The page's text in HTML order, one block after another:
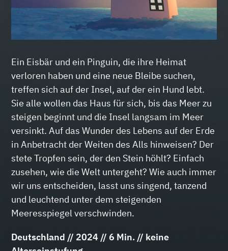
Ein Eisbär und ein Pinguin, die ihre Heimat
verloren haben und eine neue Bleibe suchen,
treffen sich auf der Insel, auf der ein Hund lebt.
Sie alle wollen das Haus für sich, bis das Meer zu
steigen beginnt und die Insel langsam im Meer
versinkt. Auf das Wunder des Lebens auf der Erde
in Anbetracht der Weiten des Alls hinweisen? Der
stete Tropfen sein, der den Stein höhlt? Einfach
zusehen, wie die Welt untergeht? Wie auch immer
wir uns entscheiden, lasst uns singend, tanzend
und leuchtend unter dem steigenden
Meeresspiegel verschwinden.
Deutschland // 2024 // 6 Min. // keine